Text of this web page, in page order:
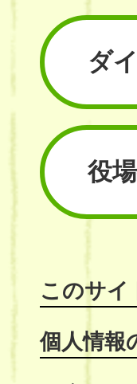
ダ
役
このサイ
個人情報